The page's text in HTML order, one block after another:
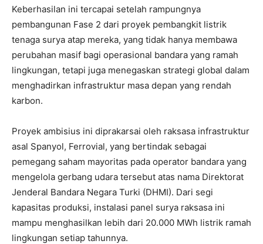
Keberhasilan ini tercapai setelah rampungnya
pembangunan Fase 2 dari proyek pembangkit listrik
tenaga surya atap mereka, yang tidak hanya membawa
perubahan masif bagi operasional bandara yang ramah
lingkungan, tetapi juga menegaskan strategi global dalam
menghadirkan infrastruktur masa depan yang rendah
karbon.
Proyek ambisius ini diprakarsai oleh raksasa infrastruktur
asal Spanyol, Ferrovial, yang bertindak sebagai
pemegang saham mayoritas pada operator bandara yang
mengelola gerbang udara tersebut atas nama Direktorat
Jenderal Bandara Negara Turki (DHMI). Dari segi
kapasitas produksi, instalasi panel surya raksasa ini
mampu menghasilkan lebih dari 20.000 MWh listrik ramah
lingkungan setiap tahunnya.